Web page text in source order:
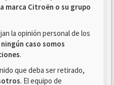
marca Citroën o su grupo
la opinión personal de los
ningún caso somos
.
que deba ser retirado,
. El equipo de